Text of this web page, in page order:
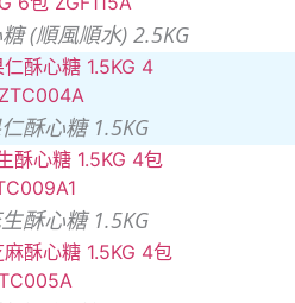
(順風順水) 2.5KG
酥心糖 1.5KG
酥心糖 1.5KG